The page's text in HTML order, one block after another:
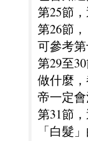
第25節
第26節
可參考
第29至
做什麼
帝一定
第31節
「白髮